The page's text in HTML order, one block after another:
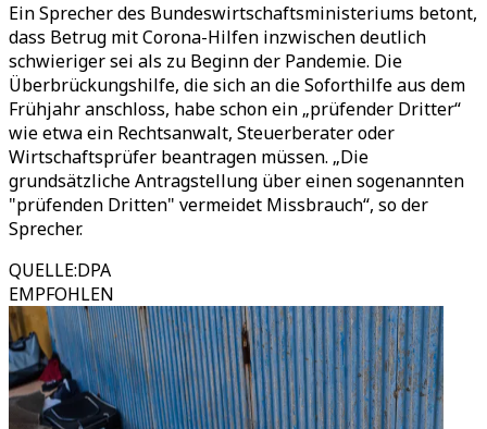
Ein Sprecher des Bundeswirtschaftsministeriums betont,
dass Betrug mit Corona-Hilfen inzwischen deutlich
schwieriger sei als zu Beginn der Pandemie. Die
Überbrückungshilfe, die sich an die Soforthilfe aus dem
Frühjahr anschloss, habe schon ein „prüfender Dritter“
wie etwa ein Rechtsanwalt, Steuerberater oder
Wirtschaftsprüfer beantragen müssen. „Die
grundsätzliche Antragstellung über einen sogenannten
"prüfenden Dritten" vermeidet Missbrauch“, so der
Sprecher.
QUELLE:DPA
EMPFOHLEN